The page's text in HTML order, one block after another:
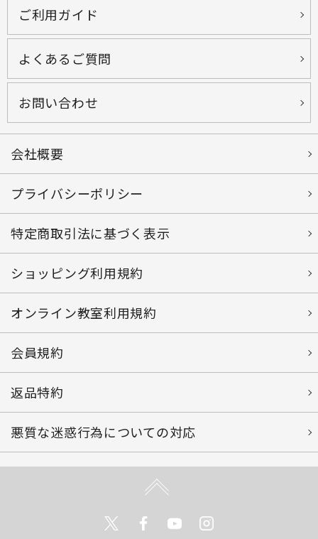
ご利用ガイド
よくあるご質問
お問い合わせ
会社概要
プライバシーポリシー
特定商取引法に基づく表示
ショッピング利用規約
オンライン教室利用規約
会員規約
返品特約
悪質な迷惑行為についての対応
TwitterFacebookYoutube